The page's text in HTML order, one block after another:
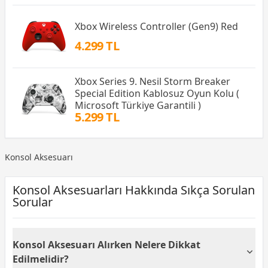
Xbox Wireless Controller (Gen9) Red
4.299 TL
Xbox Series 9. Nesil Storm Breaker
Special Edition Kablosuz Oyun Kolu (
Microsoft Türkiye Garantili )
5.299 TL
Konsol Aksesuarı
Konsol Aksesuarları Hakkında Sıkça Sorulan
Sorular
Konsol Aksesuarı Alırken Nelere Dikkat
Edilmelidir?